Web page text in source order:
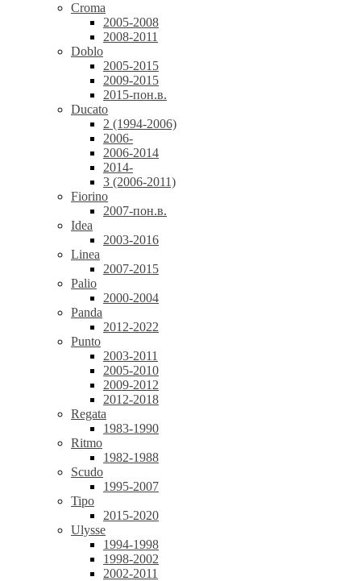
Croma
2005-2008
2008-2011
Doblo
2005-2015
2009-2015
2015-пон.в.
Ducato
2 (1994-2006)
2006-
2006-2014
2014-
3 (2006-2011)
Fiorino
2007-пон.в.
Idea
2003-2016
Linea
2007-2015
Palio
2000-2004
Panda
2012-2022
Punto
2003-2011
2005-2010
2009-2012
2012-2018
Regata
1983-1990
Ritmo
1982-1988
Scudo
1995-2007
Tipo
2015-2020
Ulysse
1994-1998
1998-2002
2002-2011